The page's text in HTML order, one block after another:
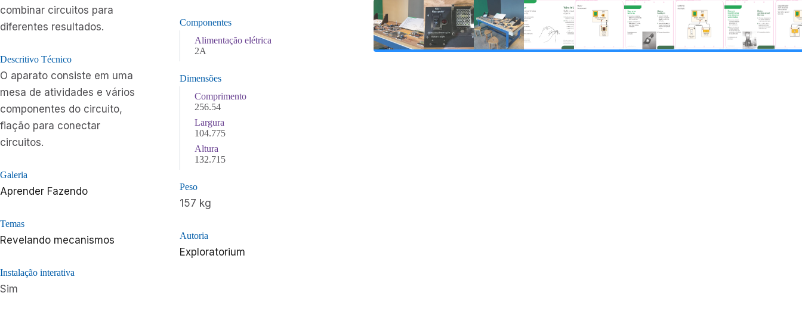
combinar circuitos para
diferentes resultados.
Descritivo Técnico
O aparato consiste em uma
mesa de atividades e vários
componentes do circuito,
fiação para conectar
circuitos.
Galeria
Aprender Fazendo
Temas
Revelando mecanismos
Instalação interativa
Sim
Componentes
Alimentação elétrica
2A
Dimensões
Comprimento
256.54
Largura
104.775
Altura
132.715
Peso
157 kg
Autoria
Exploratorium